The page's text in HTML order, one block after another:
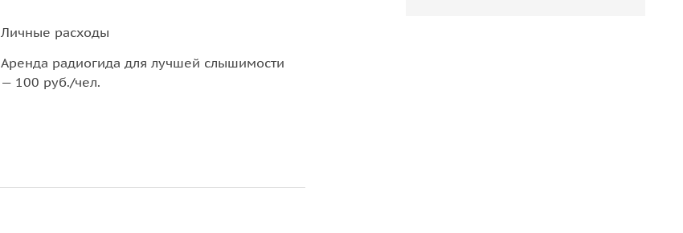
Личные расходы
Аренда радиогида для лучшей слышимости
— 100 руб./чел.